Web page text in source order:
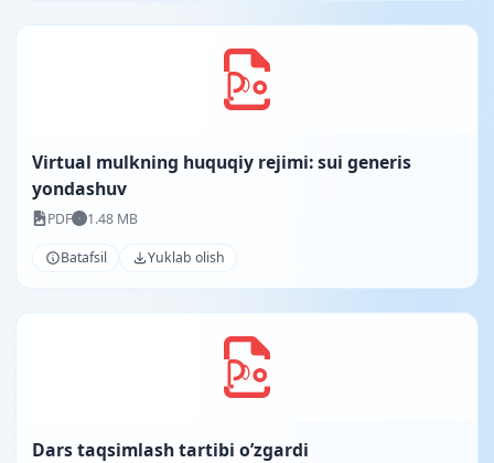
Virtual mulkning huquqiy rejimi: sui generis
yondashuv
PDF 1.48 MB
Batafsil Yuklab olish
Dars taqsimlash tartibi o’zgardi